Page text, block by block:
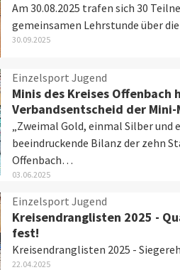
Am 30.08.2025 trafen sich 30
gemeinsamen Lehrstunde über
30.09.2025
Einzelsport Jugend
Minis des Kreises
Verbandsentscheid der
„Zweimal Gold, einmal Silber und
beeindruckende Bilanz der zehn
Offenbach…
03.06.2025
Einzelsport Jugend
Kreisendranglisten 2025 -
fest!
Kreisendranglisten 2025 -
22.04.2025